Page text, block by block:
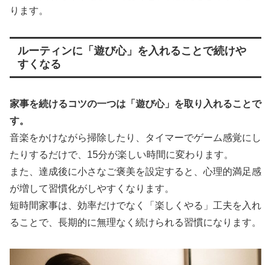
ります。
ルーティンに「遊び心」を入れることで続けや
すくなる
家事を続けるコツの一つは「遊び心」を取り入れることで
す。
音楽をかけながら掃除したり、タイマーでゲーム感覚にし
たりするだけで、15分が楽しい時間に変わります。
また、達成後に小さなご褒美を設定すると、心理的満足感
が増して習慣化がしやすくなります。
短時間家事は、効率だけでなく「楽しくやる」工夫を入れ
ることで、長期的に無理なく続けられる習慣になります。